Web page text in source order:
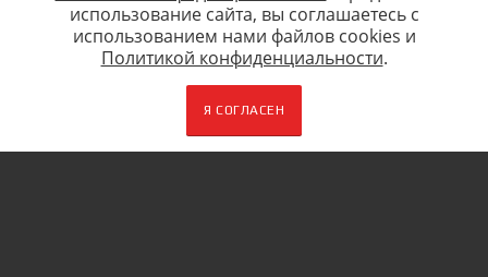
Город
Настоящим подтверждаю, что я
ЖДУ ЗВОНКА
использование сайта, вы соглашаетесь c
использованием нами файлов cookies и
Политикой конфиденциальности.
Я СОГЛАСЕН